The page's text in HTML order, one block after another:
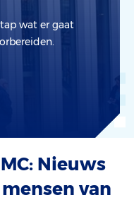
wat er gaat
Nieuws
van